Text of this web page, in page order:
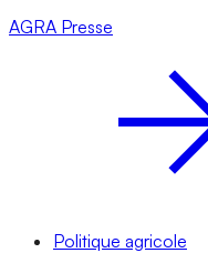
AGRA Presse
Politique agricole